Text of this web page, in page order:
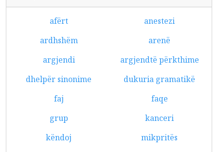
afërt
anestezi
ardhshëm
arenë
argjendi
argjendtë përkthime
dhelpër sinonime
dukuria gramatikë
faj
faqe
grup
kanceri
këndoj
mikpritës